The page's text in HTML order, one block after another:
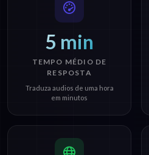
5 min
TEMPO MÉDIO DE
RESPOSTA
Traduza audios de uma hora
em minutos